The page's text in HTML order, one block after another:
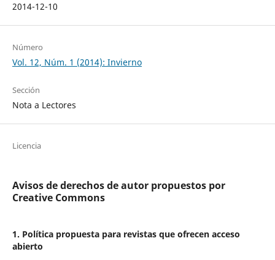
2014-12-10
Número
Vol. 12, Núm. 1 (2014): Invierno
Sección
Nota a Lectores
Licencia
Avisos de derechos de autor propuestos por
Creative Commons
1. Política propuesta para revistas que ofrecen acceso
abierto